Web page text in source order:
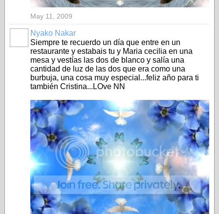
May 11, 2009
Nyako Nakar
Siempre te recuerdo un día que entre en un
restaurante y estabais tu y Maria cecilia en una
mesa y vestías las dos de blanco y salía una
cantidad de luz de las dos que era como una
burbuja, una cosa muy especial...feliz año para ti
también Cristina...LOve NN